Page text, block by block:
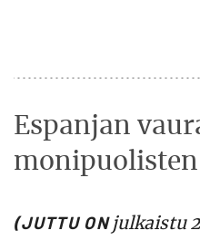
Espanjan
(JUTTU ONjulkaistu